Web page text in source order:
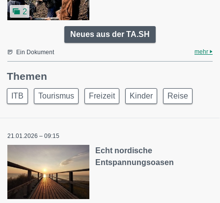
2
Neues aus der TA.SH
Ein Dokument mehr
Themen
ITB Tourismus Freizeit Kinder Reise
21.01.2026 – 09:15
Echt nordische
Entspannungsoasen